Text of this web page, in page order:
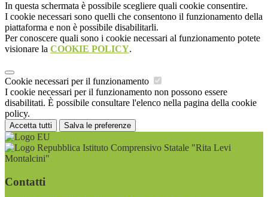
In questa schermata è possibile scegliere quali cookie consentire.
I cookie necessari sono quelli che consentono il funzionamento della
piattaforma e non è possibile disabilitarli.
Per conoscere quali sono i cookie necessari al funzionamento potete
visionare la COOKIE POLICY.
Cookie necessari per il funzionamento
I cookie necessari per il funzionamento non possono essere
disabilitati. È possibile consultare l'elenco nella pagina della cookie
policy.
Accetta tutti Salva le preferenze
Istituto Comprensivo Statale "Rita Levi
Montalcini"
Contatti